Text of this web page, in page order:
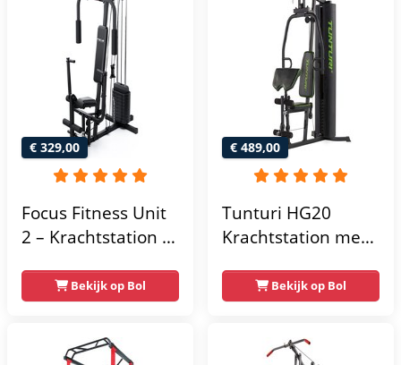
€ 329,00
Focus Fitness Unit
2 – Krachtstation –
– Lat Pulley
Bekijk op Bol
€ 489,00
Tunturi HG20
Krachtstation met
Compacte home
gym met lat pulley
krachtstation voor
Bekijk op Bol